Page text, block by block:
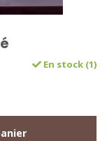
En stock (1)